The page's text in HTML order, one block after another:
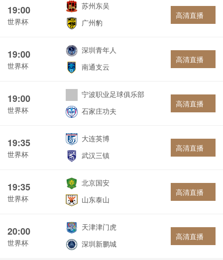
19:00
世界杯
苏州东吴
广州豹
高清直播
19:00
世界杯
深圳青年人
南通支云
高清直播
19:00
世界杯
宁波职业足球俱乐部
石家庄功夫
高清直播
19:35
世界杯
大连英博
武汉三镇
高清直播
19:35
世界杯
北京国安
山东泰山
高清直播
20:00
世界杯
天津津门虎
深圳新鹏城
高清直播